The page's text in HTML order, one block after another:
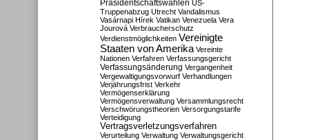
Präsidentschaftswahlen US-
Truppenabzug Utrecht Vandalismus
Vasárnapi Hírek Vatikan Venezuela Vera
Jourová Verbraucherschutz
Verdienstmöglichkeiten Vereinigte
Staaten von Amerika Vereinte
Nationen Verfahren Verfassungsgericht
Verfassungsänderung Vergangenheit
Vergewaltigungsvorwurf Verhandlungen
Verjährungsfrist Verkehr
Vermögenserklärung
Vermögensverwaltung Versammlungsrecht
Verschwörungstheorien Versorgungstarife
Verteidigung
Vertragsverletzungsverfahren
Verurteilung Verwaltung Verwaltungsgericht